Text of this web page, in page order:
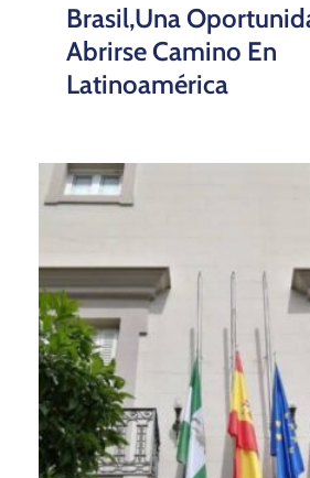
Brasil,una
Abrirse Camino En
Latinoamérica